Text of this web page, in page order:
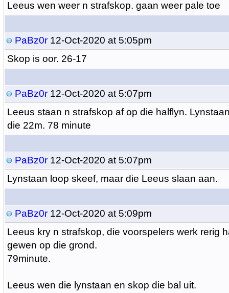
Leeus wen weer n strafskop. gaan weer pale toe
PaBz0r12-Oct-2020 at 5:05pm
Skop is oor. 26-17
PaBz0r12-Oct-2020 at 5:07pm
Leeus staan n strafskop af op die halflyn.
die 22m. 78 minute
PaBz0r12-Oct-2020 at 5:07pm
Lynstaan loop skeef, maar die Leeus slaan aan.
PaBz0r12-Oct-2020 at 5:09pm
Leeus kry n strafskop, die voorspelers werk rerig
gewen op die grond.
79minute.
Leeus wen die lynstaan en skop die bal uit.